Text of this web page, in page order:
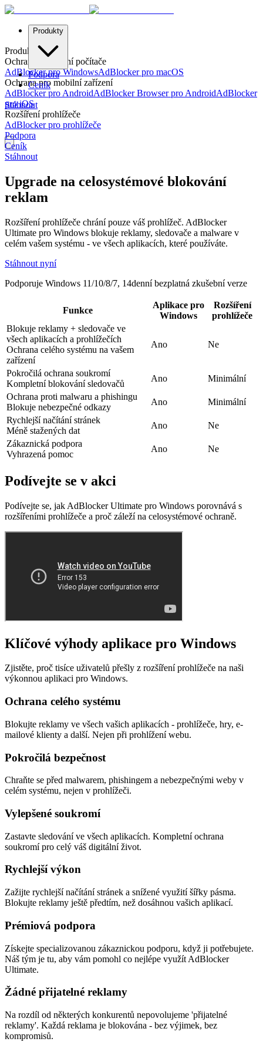
Produkty
Podpora
Ceník
Stáhnout
Produkty
Ochrana pro stolní počítače
AdBlocker pro WindowsAdBlocker pro macOS
Ochrana pro mobilní zařízení
AdBlocker pro AndroidAdBlocker Browser pro AndroidAdBlocker
pro iOS
Rozšíření prohlížeče
AdBlocker pro prohlížeče
Podpora
Ceník
Stáhnout
Upgrade na celosystémové blokování
reklam
Rozšíření prohlížeče chrání pouze váš prohlížeč. AdBlocker
Ultimate pro Windows blokuje reklamy, sledovače a malware v
celém vašem systému - ve všech aplikacích, které používáte.
Stáhnout nyní
Podporuje Windows 11/10/8/7, 14denní bezplatná zkušební verze
Funkce
Aplikace pro
Windows
Rozšíření
prohlížeče
Blokuje reklamy + sledovače ve
všech aplikacích a prohlížečích
Ochrana celého systému na vašem
zařízení
Ano Ne
Pokročilá ochrana soukromí
Kompletní blokování sledovačů
Ano
Minimální
Ochrana proti malwaru a phishingu
Blokuje nebezpečné odkazy
Ano
Minimální
Rychlejší načítání stránek
Méně stažených dat
Ano
Ne
Zákaznická podpora
Vyhrazená pomoc
Ano Ne
Podívejte se v akci
Podívejte se, jak AdBlocker Ultimate pro Windows porovnává s
rozšířeními prohlížeče a proč záleží na celosystémové ochraně.
Klíčové výhody aplikace pro Windows
Zjistěte, proč tisíce uživatelů přešly z rozšíření prohlížeče na naši
výkonnou aplikaci pro Windows.
Ochrana celého systému
Blokujte reklamy ve všech vašich aplikacích - prohlížeče, hry, e-
mailové klienty a další. Nejen při prohlížení webu.
Pokročilá bezpečnost
Chraňte se před malwarem, phishingem a nebezpečnými weby v
celém systému, nejen v prohlížeči.
Vylepšené soukromí
Zastavte sledování ve všech aplikacích. Kompletní ochrana
soukromí pro celý váš digitální život.
Rychlejší výkon
Zažijte rychlejší načítání stránek a snížené využití šířky pásma.
Blokujte reklamy ještě předtím, než dosáhnou vašich aplikací.
Prémiová podpora
Získejte specializovanou zákaznickou podporu, když ji potřebujete.
Náš tým je tu, aby vám pomohl co nejlépe využít AdBlocker
Ultimate.
Žádné přijatelné reklamy
Na rozdíl od některých konkurentů nepovolujeme 'přijatelné
reklamy'. Každá reklama je blokována - bez výjimek, bez
kompromisů.